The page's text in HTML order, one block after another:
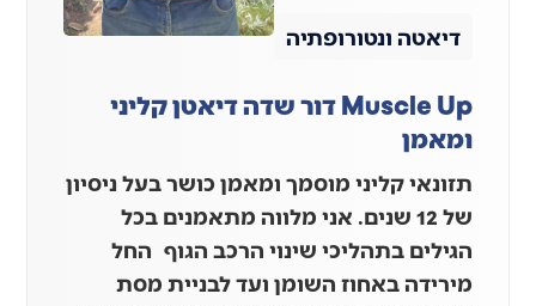
דיאטה ונטורופתיה
Muscle Up דור שדה דיאטן קליני
ומאמן
תזונאי קליני מוסמך ומאמן כושר בעל ניסיון
של 12 שנים. אני מלווה מתאמנים בכל
הגילים בתהליכי שינוי הרכב הגוף החל
מירידה באחוז השומן ועד לבניית מסת